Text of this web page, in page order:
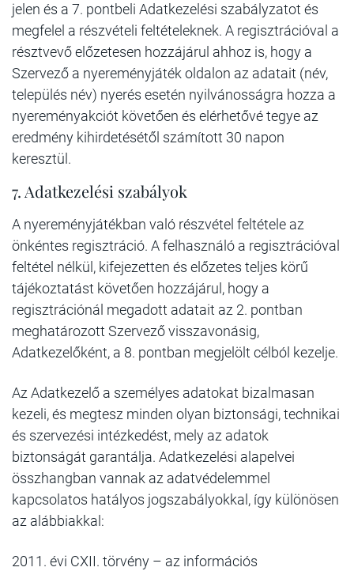
jelen és a 7. pontbeli Adatkezelési szabályzatot és
megfelel a részvételi feltételeknek. A regisztrációval a
résztvevő előzetesen hozzájárul ahhoz is, hogy a
Szervező a nyereményjáték oldalon az adatait (név,
település név) nyerés esetén nyilvánosságra hozza a
nyereményakciót követően és elérhetővé tegye az
eredmény kihirdetésétől számított 30 napon
keresztül.
7. Adatkezelési szabályok
A nyereményjátékban való részvétel feltétele az
önkéntes regisztráció. A felhasználó a regisztrációval
feltétel nélkül, kifejezetten és előzetes teljes körű
tájékoztatást követően hozzájárul, hogy a
regisztrációnál megadott adatait az 2. pontban
meghatározott Szervező visszavonásig,
Adatkezelőként, a 8. pontban megjelölt célból kezelje.
Az Adatkezelő a személyes adatokat bizalmasan
kezeli, és megtesz minden olyan biztonsági, technikai
és szervezési intézkedést, mely az adatok
biztonságát garantálja. Adatkezelési alapelvei
összhangban vannak az adatvédelemmel
kapcsolatos hatályos jogszabályokkal, így különösen
az alábbiakkal:
2011. évi CXII. törvény – az információs